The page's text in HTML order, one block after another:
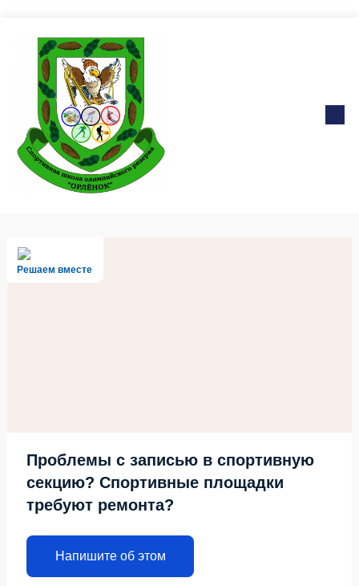
Решаем вместе
Проблемы с записью в спортивную
секцию? Спортивные площадки
требуют ремонта?
Напишите об этом